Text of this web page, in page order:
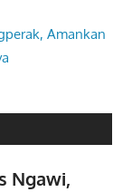
Amankan
Ngawi,